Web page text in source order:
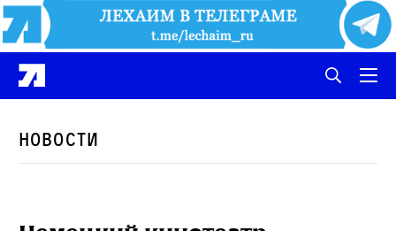
Новости